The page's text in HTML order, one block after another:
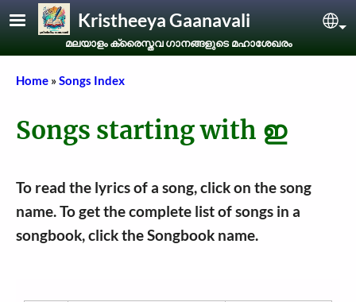
Skip to main contentKristheeya Gaanavali
മലയാളം ക്രൈസ്തവ ഗാനങ്ങളുടെ മഹാശേഖരം
Breadcrumb
Home Songs Index
Songs starting with ഇ
To read the lyrics of a song, click on the song
name. To get the complete list of songs in a
songbook, click the Songbook name.